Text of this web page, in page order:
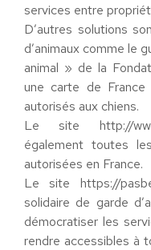
services entre
D’autres solutions
d’animaux comme le
animal » de la
une carte de
autorisés aux chiens.
Le site http://
également toutes
autorisées en France.
Le site https://
solidaire de garde
démocratiser les
rendre accessibles à